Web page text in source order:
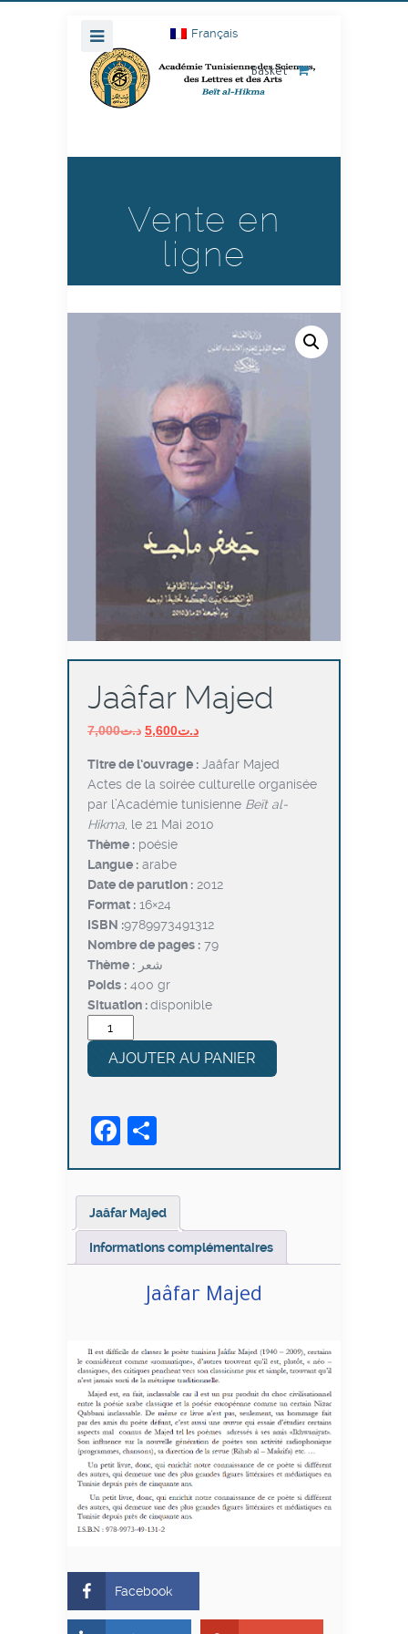
Français
Basket
Vente en
ligne
Jaâfar Majed
د.ت7,000
Le
initial
était :
د.ت7,000.
د.ت5,600
Le
actuel
est :
د.ت5,600.
Titre de l’ouvrage : Jaâfar Majed
Actes de la soirée culturelle organisée
par l’Académie tunisienne Beït al-
Hikma , le 21 Mai 2010
Thème : poésie
Langue : arabe
Date de parution : 2012
Format : 16×24
ISBN :9789973491312
Nombre de pages : 79
Thème : شعر
Poids : 400 gr
Situation :disponible
quantité
de
JaâfarAJOUTER AU PANIER
Facebook
Jaâfar Majed
Informations complémentaires
Jaâfar Majed
Facebook